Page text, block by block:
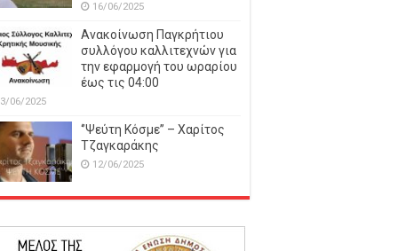
16/06/2025
Ανακοίνωση Παγκρήτιου
συλλόγου καλλιτεχνών για
την εφαρμογή του ωραρίου
έως τις 04:00
06/2025
‘’Ψεύτη Κόσμε’’ – Χαρίτος
Τζαγκαράκης
12/06/2025